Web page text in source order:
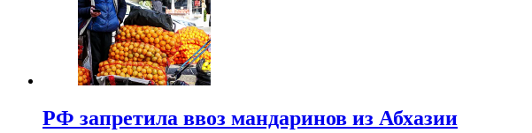
РФ запретила ввоз мандаринов из Абхазии